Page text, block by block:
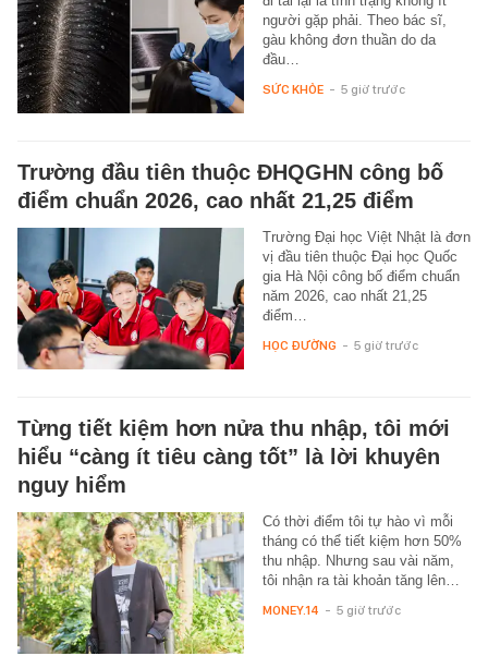
người gặp phải. Theo bác sĩ,
gàu không đơn thuần do da
đầu…
SỨC KHỎE - 5 giờ trước
Trường đầu tiên thuộc ĐHQGHN công bố
điểm chuẩn 2026, cao nhất 21,25 điểm
Trường Đại học Việt Nhật là đơn
vị đầu tiên thuộc Đại học Quốc
gia Hà Nội công bố điểm chuẩn
năm 2026, cao nhất 21,25
điểm…
HỌC ĐƯỜNG - 5 giờ trước
Từng tiết kiệm hơn nửa thu nhập, tôi mới
hiểu “càng ít tiêu càng tốt” là lời khuyên
nguy hiểm
Có thời điểm tôi tự hào vì mỗi
tháng có thể tiết kiệm hơn 50%
thu nhập. Nhưng sau vài năm,
tôi nhận ra tài khoản tăng lên…
MONEY.14 - 5 giờ trước